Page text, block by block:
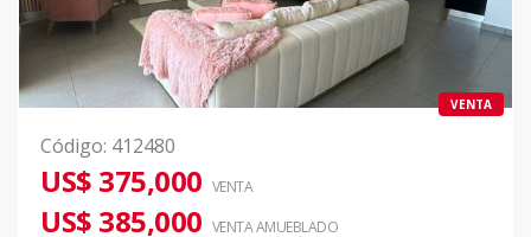
VENTA
Código: 412480
US$ 375,000 VENTA
US$ 385,000 VENTA AMUEBLADO